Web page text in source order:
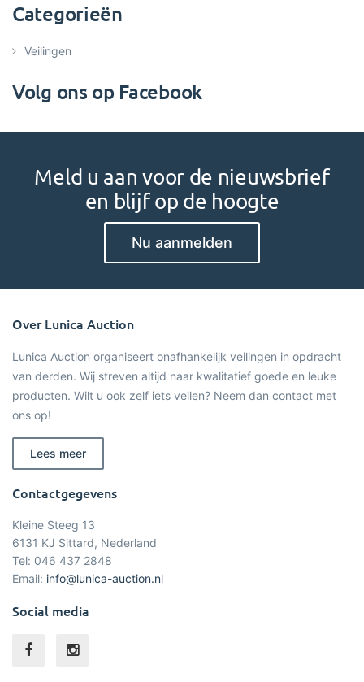
Categorieën
Veilingen
Volg ons op Facebook
Meld u aan voor de nieuwsbrief
en blijf op de hoogte
Nu aanmelden
Over Lunica Auction
Lunica Auction organiseert onafhankelijk veilingen in opdracht
van derden. Wij streven altijd naar kwalitatief goede en leuke
producten. Wilt u ook zelf iets veilen? Neem dan contact met
ons op!
Lees meer
Contactgegevens
Kleine Steeg 13
6131 KJ Sittard, Nederland
Tel: 046 437 2848
Email: info@lunica-auction.nl
Social media